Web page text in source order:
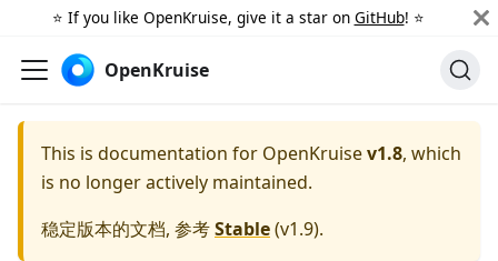
⭐️ If you like OpenKruise, give it a star on GitHub! ⭐️
OpenKruise
This is documentation for OpenKruisev1.8, which
is no longer actively maintained.
稳定版本的文档, 参考Stable(v1.9).